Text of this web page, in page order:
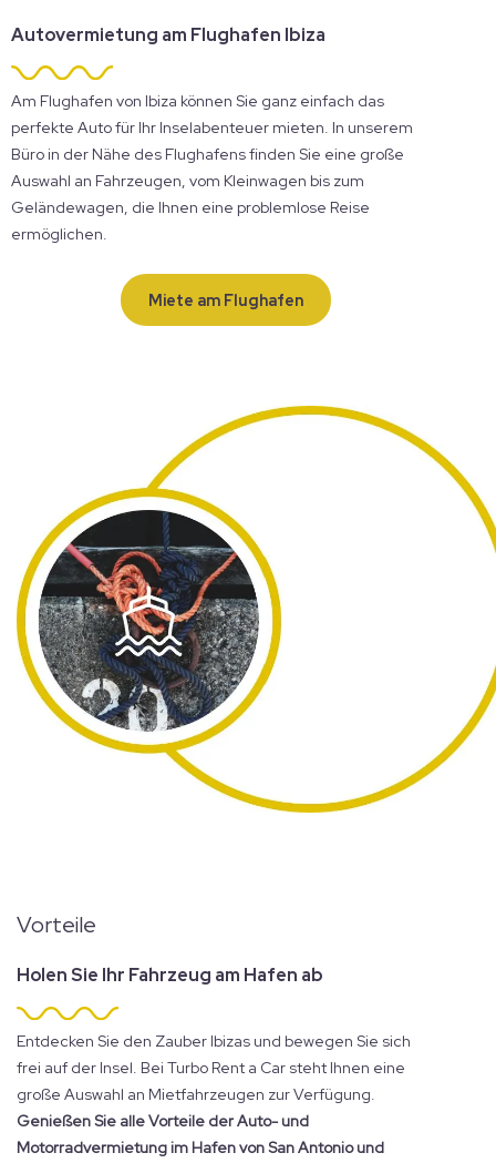
Autovermietung am Flughafen Ibiza
Am Flughafen von Ibiza können Sie ganz einfach das
perfekte Auto für Ihr Inselabenteuer mieten. In unserem
Büro in der Nähe des Flughafens finden Sie eine große
Auswahl an Fahrzeugen, vom Kleinwagen bis zum
Geländewagen, die Ihnen eine problemlose Reise
ermöglichen.
Miete am Flughafen
Vorteile
Holen Sie Ihr Fahrzeug am Hafen ab
Entdecken Sie den Zauber Ibizas und bewegen Sie sich
frei auf der Insel. Bei Turbo Rent a Car steht Ihnen eine
große Auswahl an Mietfahrzeugen zur Verfügung.
Genießen Sie alle Vorteile der Auto- und
Motorradvermietung im Hafen von San Antonio und